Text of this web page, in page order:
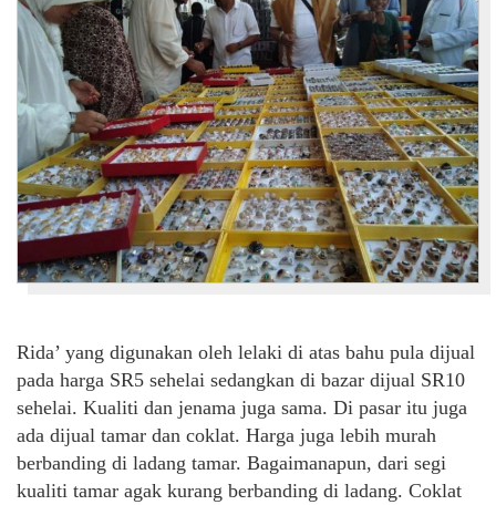
Rida’ yang digunakan oleh lelaki di atas bahu pula dijual
pada harga SR5 sehelai sedangkan di bazar dijual SR10
sehelai. Kualiti dan jenama juga sama. Di pasar itu juga
ada dijual tamar dan coklat. Harga juga lebih murah
berbanding di ladang tamar. Bagaimanapun, dari segi
kualiti tamar agak kurang berbanding di ladang. Coklat